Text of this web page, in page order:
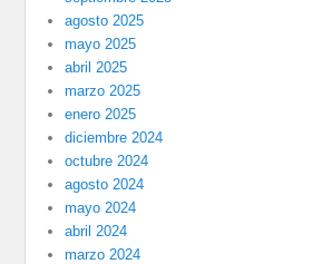
agosto 2025
mayo 2025
abril 2025
marzo 2025
enero 2025
diciembre 2024
octubre 2024
agosto 2024
mayo 2024
abril 2024
marzo 2024